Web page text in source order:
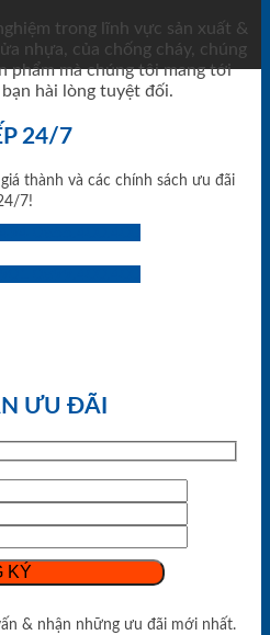
trong lĩnh vực sản xuất &
nhựa, của chống cháy, chúng
phẩm mà chúng tôi mang tới
hài lòng tuyệt đối.
24/7
thành và các chính sách ưu đãi
7!
ƯU ĐÃI
& nhận những ưu đãi mới nhất.